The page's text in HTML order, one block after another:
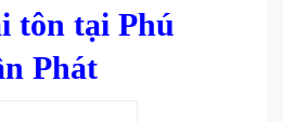
tôn tại Phú
Phát